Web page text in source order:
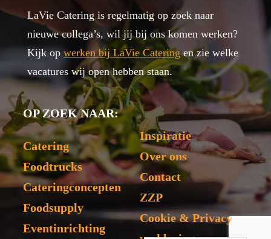
LaVie Catering is regelmatig op zoek naar
nieuwe collega’s, wil jij bij ons komen werken?
Kijk op werken bij LaVie Cateringen zie welke
vacatures wij open hebben staan.
OP ZOEK NAAR:
Catering
Foodtrucks
Cateringconcepten
Foodsupply
Eventinrichting
Inspiratie
Over ons
Contact
ZZP
Cookie & Privacy